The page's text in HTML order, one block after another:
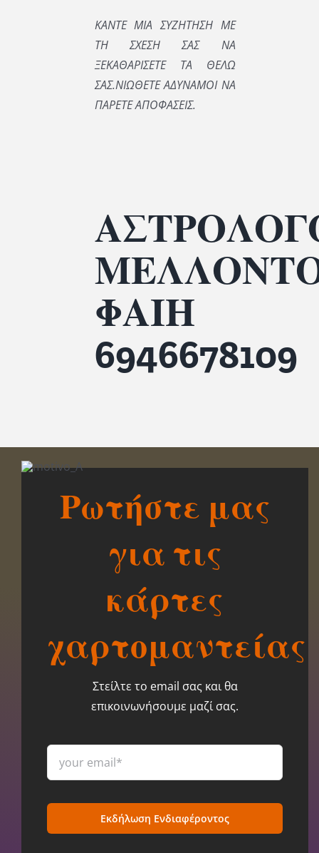
ΚΑΝΤΕ ΜΙΑ ΣΥΖΗΤΗΣΗ ΜΕ
ΤΗ ΣΧΕΣΗ ΣΑΣ ΝΑ
ΞΕΚΑΘΑΡΙΣΕΤΕ ΤΑ ΘΕΛΩ
ΣΑΣ.ΝΙΩΘΕΤΕ ΑΔΥΝΑΜΟΙ ΝΑ
ΠΑΡΕΤΕ ΑΠΟΦΑΣΕΙΣ.
ΦΑΙΗ
6946678109
Ρωτήστε μας
για τις
κάρτες
χαρτομαντείας
Στείλτε το email σας και θα
επικοινωνήσουμε μαζί σας.
Εκδήλωση Ενδιαφέροντος